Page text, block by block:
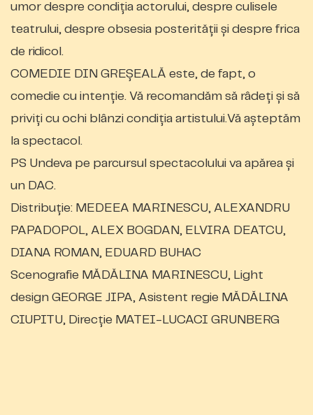
umor despre condiția actorului, despre culisele
teatrului, despre obsesia posterității și despre frica
de ridicol.
COMEDIE DIN GREȘEALĂ este, de fapt, o
comedie cu intenție. Vă recomandăm să râdeți și să
priviți cu ochi blânzi condiția artistului.Vă așteptăm
la spectacol.
PS Undeva pe parcursul spectacolului va apărea și
un DAC.
Distribuție: MEDEEA MARINESCU, ALEXANDRU
PAPADOPOL, ALEX BOGDAN, ELVIRA DEATCU,
DIANA ROMAN, EDUARD BUHAC
Scenografie MĂDĂLINA MARINESCU, Light
design GEORGE JIPA, Asistent regie MĂDĂLINA
CIUPITU, Direcție MATEI-LUCACI GRUNBERG